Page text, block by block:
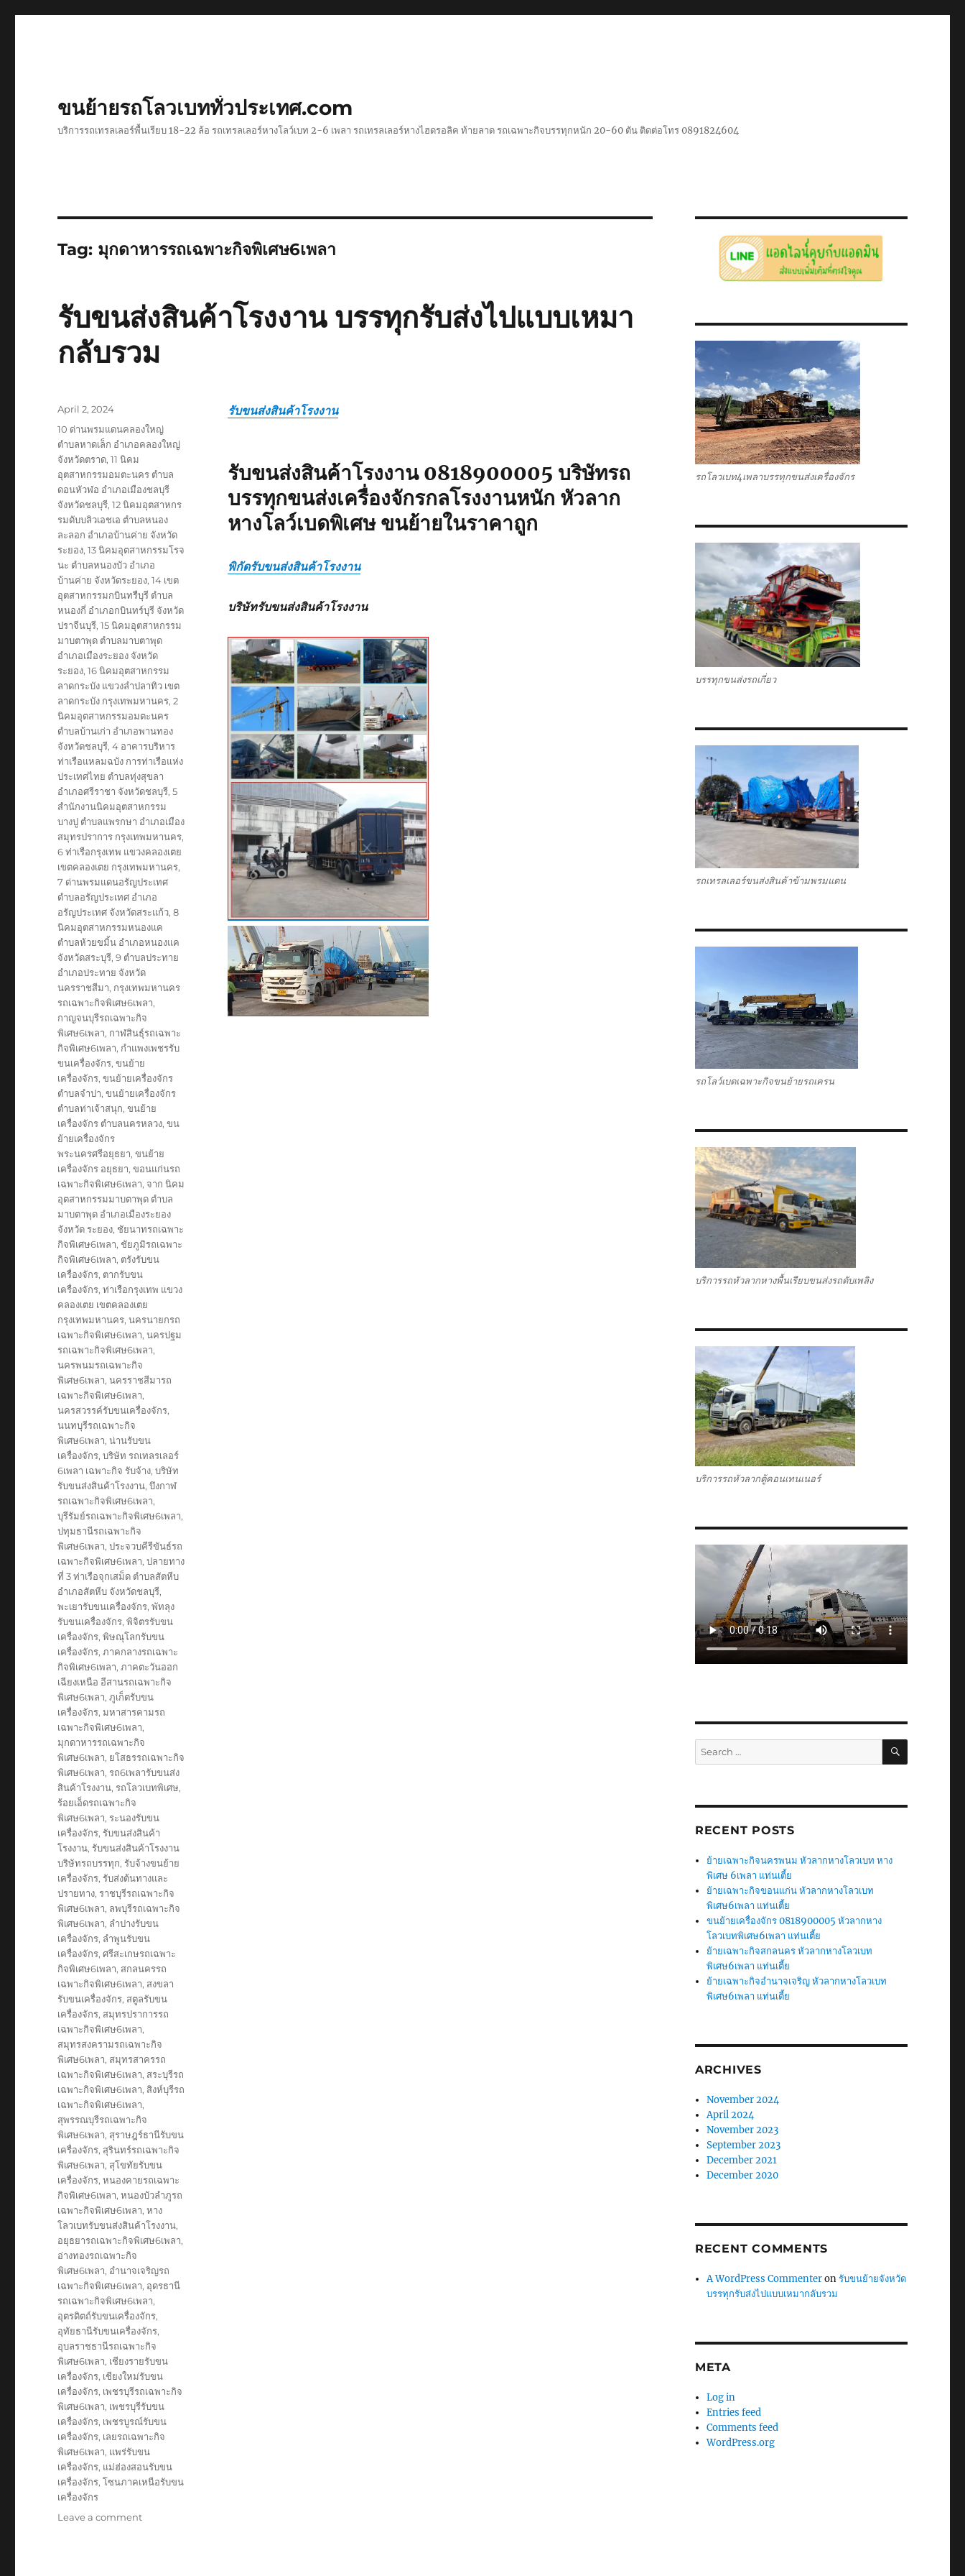
ขนย้ายรถโลวเบททั่วประเทศ.com
บริการรถเทรลเลอร์พื้นเรียบ 18-22 ล้อ รถเทรลเลอร์หางโลว์เบท 2-6 เพลา รถเทรลเลอร์หางไฮดรอลิค ท้ายลาด รถเฉพาะกิจบรรทุกหนัก 20-60 ตัน ติดต่อโทร 0891824604
Tag: มุกดาหารรถเฉพาะกิจพิเศษ6เพลา
รับขนส่งสินค้าโรงงาน บรรทุกรับส่งไปแบบเหมา
กลับรวม
รับขนส่งสินค้าโรงงาน
รับขนส่งสินค้าโรงงาน 0818900005 บริษัทรถ
บรรทุกขนส่งเครื่องจักรกลโรงงานหนัก หัวลาก
หางโลว์เบดพิเศษ ขนย้ายในราคาถูก
พิกัดรับขนส่งสินค้าโรงงาน
บริษัทรับขนส่งสินค้าโรงงาน
Posted
April 2, 2024
Tags
10 ด่านพรมแดนคลองใหญ่
ตำบลหาดเล็ก อำเภอคลองใหญ่
จังหวัดตราด,11 นิคม
อุตสาหกรรมอมตะนคร ตำบล
ดอนหัวฬอ อำเภอเมืองชลบุรี
จังหวัดชลบุรี,12 นิคมอุตสาหกร
รมดับบลิวเอชเอ ตำบลหนอง
ละลอก อำเภอบ้านค่าย จังหวัด
ระยอง,13 นิคมอุตสาหกรรมโรจ
นะ ตำบลหนองบัว อำเภอ
บ้านค่าย จังหวัดระยอง,14 เขต
อุตสาหกรรมกบินทรืบุรี ตำบล
หนองกี่ อำเภอกบินทร์บุรี จังหวัด
ปราจีนบุรี,15 นิคมอุตสาหกรรม
มาบตาพุด ตำบลมาบตาพุด
อำเภอเมืองระยอง จังหวัด
ระยอง,16 นิคมอุตสาหกรรม
ลาดกระบัง แขวงลำปลาทิว เขต
ลาดกระบัง กรุงเทพมหานคร,2
นิคมอุตสาหกรรมอมตะนคร
ตำบลบ้านเก่า อำเภอพานทอง
จังหวัดชลบุรี,4 อาคารบริหาร
ท่าเรือแหลมฉบัง การท่าเรือแห่ง
ประเทศไทย ตำบลทุ่งสุขลา
อำเภอศรีราชา จังหวัดชลบุรี,5
สำนักงานนิคมอุตสาหกรรม
บางปู ตำบลแพรกษา อำเภอเมือง
สมุทรปราการ กรุงเทพมหานคร,
6 ท่าเรือกรุงเทพ แขวงคลองเตย
เขตคลองเตย กรุงเทพมหานคร,
7 ด่านพรมแดนอรัญประเทศ
ตำบลอรัญประเทศ อำเภอ
อรัญประเทศ จังหวัดสระแก้ว,8
นิคมอุตสาหกรรมหนองแค
ตำบลห้วยขมิ้น อำเภอหนองแค
จังหวัดสระบุรี,9 ตำบลประทาย
อำเภอประทาย จังหวัด
นครราชสีมา, กรุงเทพมหานคร
รถเฉพาะกิจพิเศษ6เพลา,
กาญจนบุรีรถเฉพาะกิจ
พิเศษ6เพลา, กาฬสินธุ์รถเฉพาะ
กิจพิเศษ6เพลา, กำแพงเพชรรับ
ขนเครื่องจักร,ขนย้าย
เครื่องจักร,ขนย้ายเครื่องจักร
ตำบลจำปา,ขนย้ายเครื่องจักร
ตำบลท่าเจ้าสนุก,ขนย้าย
เครื่องจักร ตำบลนครหลวง,ขน
ย้ายเครื่องจักร
พระนครศรีอยุธยา,ขนย้าย
เครื่องจักร อยุธยา,ขอนแก่นรถ
เฉพาะกิจพิเศษ6เพลา, จาก นิคม
อุตสาหกรรมมาบตาพุด ตำบล
มาบตาพุด อำเภอเมืองระยอง
จังหวัด ระยอง, ชัยนาทรถเฉพาะ
กิจพิเศษ6เพลา, ชัยภูมิรถเฉพาะ
กิจพิเศษ6เพลา, ตรังรับขน
เครื่องจักร, ตากรับขน
เครื่องจักร,ท่าเรือกรุงเทพ แขวง
คลองเตย เขตคลองเตย
กรุงเทพมหานคร,นครนายกรถ
เฉพาะกิจพิเศษ6เพลา,นครปฐม
รถเฉพาะกิจพิเศษ6เพลา,
นครพนมรถเฉพาะกิจ
พิเศษ6เพลา,นครราชสีมารถ
เฉพาะกิจพิเศษ6เพลา,
นครสวรรค์รับขนเครื่องจักร,
นนทบุรีรถเฉพาะกิจ
พิเศษ6เพลา,น่านรับขน
เครื่องจักร,บริษัท รถเทลรเลอร์
6เพลา เฉพาะกิจ รับจ้าง,บริษัท
รับขนส่งสินค้าโรงงาน,บึงกาฬ
รถเฉพาะกิจพิเศษ6เพลา,
บุรีรัมย์รถเฉพาะกิจพิเศษ6เพลา,
ปทุมธานีรถเฉพาะกิจ
พิเศษ6เพลา,ประจวบคีรีขันธ์รถ
เฉพาะกิจพิเศษ6เพลา,ปลายทาง
ที่ 3 ท่าเรือจุกเสม็ด ตำบลสัตหีบ
อำเภอสัตหีบ จังหวัดชลบุรี,
พะเยารับขนเครื่องจักร,พัทลุง
รับขนเครื่องจักร,พิจิตรรับขน
เครื่องจักร,พิษณุโลกรับขน
เครื่องจักร,ภาคกลางรถเฉพาะ
กิจพิเศษ6เพลา,ภาคตะวันออก
เฉียงเหนือ อีสานรถเฉพาะกิจ
พิเศษ6เพลา,ภูเก็ตรับขน
เครื่องจักร,มหาสารคามรถ
เฉพาะกิจพิเศษ6เพลา,
มุกดาหารรถเฉพาะกิจ
พิเศษ6เพลา, ยโสธรรถเฉพาะกิจ
พิเศษ6เพลา,รถ6เพลารับขนส่ง
สินค้าโรงงาน,รถโลวเบทพิเศษ,
ร้อยเอ็ดรถเฉพาะกิจ
พิเศษ6เพลา,ระนองรับขน
เครื่องจักร,รับขนส่งสินค้า
โรงงาน,รับขนส่งสินค้าโรงงาน
บริษัทรถบรรทุก,รับจ้างขนย้าย
เครื่องจักร,รับส่งต้นทางและ
ปรายทาง,ราชบุรีรถเฉพาะกิจ
พิเศษ6เพลา, ลพบุรีรถเฉพาะกิจ
พิเศษ6เพลา, ลำปางรับขน
เครื่องจักร, ลำพูนรับขน
เครื่องจักร,ศรีสะเกษรถเฉพาะ
กิจพิเศษ6เพลา, สกลนครรถ
เฉพาะกิจพิเศษ6เพลา, สงขลา
รับขนเครื่องจักร, สตูลรับขน
เครื่องจักร, สมุทรปราการรถ
เฉพาะกิจพิเศษ6เพลา,
สมุทรสงครามรถเฉพาะกิจ
พิเศษ6เพลา, สมุทรสาครรถ
เฉพาะกิจพิเศษ6เพลา, สระบุรีรถ
เฉพาะกิจพิเศษ6เพลา, สิงห์บุรีรถ
เฉพาะกิจพิเศษ6เพลา,
สุพรรณบุรีรถเฉพาะกิจ
พิเศษ6เพลา, สุราษฎร์ธานีรับขน
เครื่องจักร, สุรินทร์รถเฉพาะกิจ
พิเศษ6เพลา, สุโขทัยรับขน
เครื่องจักร,หนองคายรถเฉพาะ
กิจพิเศษ6เพลา,หนองบัวลำภูรถ
เฉพาะกิจพิเศษ6เพลา,หาง
โลวเบทรับขนส่งสินค้าโรงงาน,
อยุธยารถเฉพาะกิจพิเศษ6เพลา,
อ่างทองรถเฉพาะกิจ
พิเศษ6เพลา, อำนาจเจริญรถ
เฉพาะกิจพิเศษ6เพลา, อุดรธานี
รถเฉพาะกิจพิเศษ6เพลา,
อุตรดิตถ์รับขนเครื่องจักร,
อุทัยธานีรับขนเครื่องจักร,
อุบลราชธานีรถเฉพาะกิจ
พิเศษ6เพลา, เชียงรายรับขน
เครื่องจักร, เชียงใหม่รับขน
เครื่องจักร, เพชรบุรีรถเฉพาะกิจ
พิเศษ6เพลา, เพชรบุรีรับขน
เครื่องจักร, เพชรบูรณ์รับขน
เครื่องจักร, เลยรถเฉพาะกิจ
พิเศษ6เพลา, แพร่รับขน
เครื่องจักร, แม่ฮ่องสอนรับขน
เครื่องจักร,โซนภาคเหนือรับขน
เครื่องจักร
Leave a commenton
รถโลวเบท4เพลาบรรทุกขนส่งเครื่องจักร
บรรทุกขนส่งรถเกี่ยว
รถเทรลเลอร์ขนส่งสินค้าข้ามพรมแดน
รถโลว์เบดเฉพาะกิจขนย้ายรถเครน
บริการรถหัวลากหางพื้นเรียบขนส่งรถดับเพลิง
บริการรถหัวลากตู้คอนเทนเนอร์
Search
for:
SEARCH
RECENT POSTS
ย้ายเฉพาะกิจนครพนม หัวลากหางโลวเบท หาง
พิเศษ 6เพลา แท่นเตี้ย
ย้ายเฉพาะกิจขอนแก่น หัวลากหางโลวเบท
พิเศษ6เพลา แท่นเตี้ย
ขนย้ายเครื่องจักร 0818900005 หัวลากหาง
โลวเบทพิเศษ6เพลา แท่นเตี้ย
ย้ายเฉพาะกิจสกลนคร หัวลากหางโลวเบท
พิเศษ6เพลา แท่นเตี้ย
ย้ายเฉพาะกิจอำนาจเจริญ หัวลากหางโลวเบท
พิเศษ6เพลา แท่นเตี้ย
ARCHIVES
November 2024
April 2024
November 2023
September 2023
December 2021
December 2020
RECENT COMMENTS
A WordPress Commenteronรับขนย้ายจังหวัด
บรรทุกรับส่งไปแบบเหมากลับรวม
META
Log in
Entries feed
Comments feed
WordPress.org